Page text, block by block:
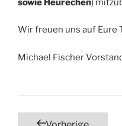
Wir freuen uns auf Eure
Michael Fischer